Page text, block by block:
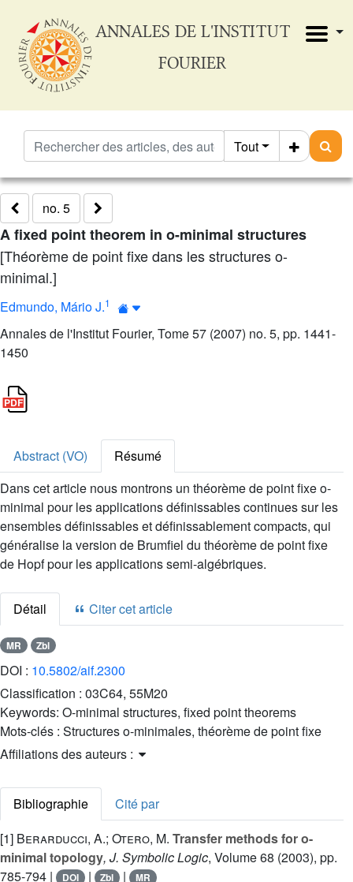
ANNALES DE L'INSTITUT
FOURIER
Tout
no. 5
A fixed point theorem in o-minimal structures
[Théorème de point fixe dans les structures o-
minimal.]
Edmundo, Mário J.1
Annales de l'Institut Fourier, Tome 57 (2007) no. 5, pp. 1441-
1450
Abstract (VO)
Résumé
Dans cet article nous montrons un théorème de point fixe o-
minimal pour les applications définissables continues sur les
ensembles définissables et définissablement compacts, qui
généralise la version de Brumfiel du théorème de point fixe
de Hopf pour les applications semi-algébriques.
Détail Citer cet article
MR Zbl
DOI : 10.5802/aif.2300
Classification : 03C64, 55M20
Keywords: O-minimal structures, fixed point theorems
Mots-clés : Structures o-minimales, théorème de point fixe
Affiliations des auteurs :
Bibliographie
Cité par
[1] Berarducci, A.; Otero, M. Transfer methods for o-
minimal topology, J. Symbolic Logic, Volume 68 (2003), pp.
785-794 |
DOI | Zbl | MR